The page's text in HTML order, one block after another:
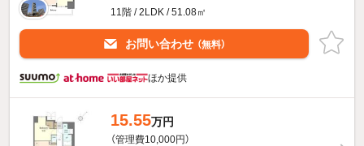
11階 / 2LDK / 51.08㎡
お問い合わせ （無料）
ほか提供
15.55万円
（管理費10,000円）